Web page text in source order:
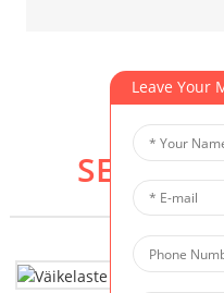
SEOTUD
Leave Your